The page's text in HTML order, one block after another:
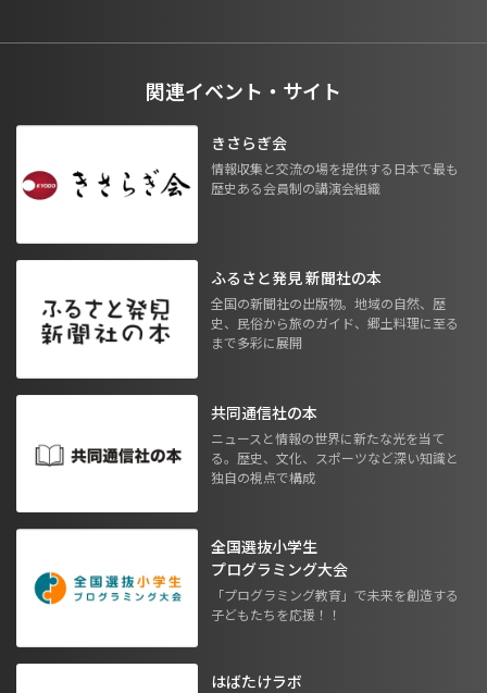
関連イベント・サイト
きさらぎ会
情報収集と交流の場を提供する日本で最も
歴史ある会員制の講演会組織
ふるさと発見 新聞社の本
全国の新聞社の出版物。地域の自然、歴
史、民俗から旅のガイド、郷土料理に至る
まで多彩に展開
共同通信社の本
ニュースと情報の世界に新たな光を当て
る。歴史、文化、スポーツなど深い知識と
独自の視点で構成
全国選抜小学生
プログラミング大会
「プログラミング教育」で未来を創造する
子どもたちを応援！！
はばたけラボ